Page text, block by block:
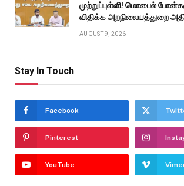
முற்றுப்புள்ளி! மொபைல்
விதிக்க அறநிலையத்துறை
AUGUST 9, 2026
Stay In Touch
Facebook
Pinterest
YouTube